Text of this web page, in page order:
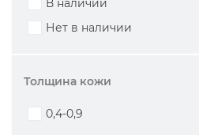
В наличии
Нет в наличии
Толщина кожи
0,4-0,9